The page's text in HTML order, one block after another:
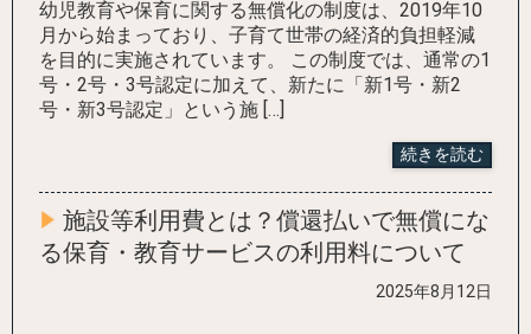
幼児教育や保育に関する無償化の制度は、2019年10
月から始まっており、子育て世帯の経済的負担軽減
を目的に実施されています。 この制度では、通常の1
号・2号・3号認定に加えて、新たに「新1号・新2
号・新3号認定」という施 […]
続きを読む
施設等利用費とは？償還払いで無償にな
る保育・教育サービスの利用料について
2025年8月12日